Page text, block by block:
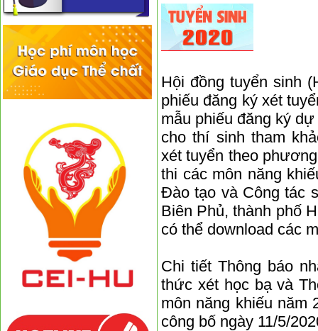
Hội đồng tuyển sinh
phiếu đăng ký xét
mẫu phiếu đăng ký
cho thí sinh tham
xét tuyển theo
thi các môn năng
Đào tạo và Công tác
Biên Phủ, thành phố
có thể download các
Chi tiết Thông báo
thức xét học bạ và
môn năng khiếu
công bố ngày 11/5/